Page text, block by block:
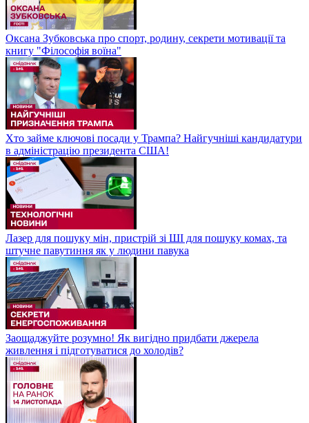
Оксана Зубковська про спорт, родину, секрети мотивації та
книгу "Філософія воїна"
Хто займе ключові посади у Трампа? Найгучніші кандидатури
в адміністрацію президента США!
Лазер для пошуку мін, пристрій зі ШІ для пошуку комах, та
штучне павутиння як у людини павука
Заощаджуйте розумно! Як вигідно придбати джерела
живлення і підготуватися до холодів?